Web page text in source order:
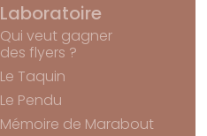
Laboratoire
Qui veut gagner
des flyers ?
Le Taquin
Le Pendu
Mémoire de Marabout